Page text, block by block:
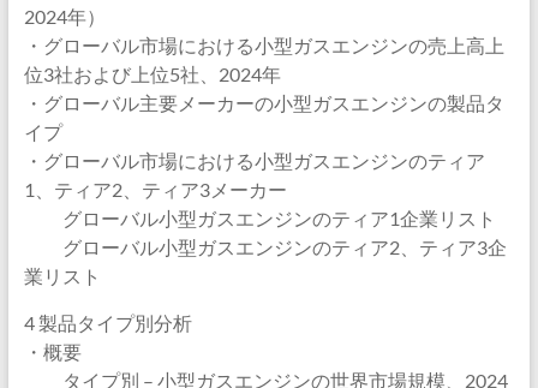
2024年）
・グローバル市場における小型ガスエンジンの売上高上
位3社および上位5社、2024年
・グローバル主要メーカーの小型ガスエンジンの製品タ
イプ
・グローバル市場における小型ガスエンジンのティア
1、ティア2、ティア3メーカー
グローバル小型ガスエンジンのティア1企業リスト
グローバル小型ガスエンジンのティア2、ティア3企
業リスト
4 製品タイプ別分析
・概要
タイプ別 – 小型ガスエンジンの世界市場規模、2024